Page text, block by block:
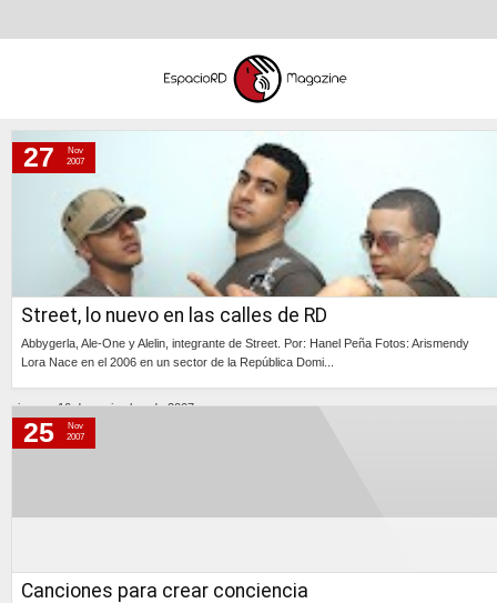
martes, 27 de noviembre de 2007
Street, lo nuevo en las calles de RD
Abbygerla, Ale-One y Alelin, integrante de Street. Por: Hanel Peña Fotos: Arismendy
Lora Nace en el 2006 en un sector de la República Domi...
27
Nov
2007
domingo, 25 de noviembre de 2007
Canciones para crear conciencia
25
Nov
2007
sábado, 24 de noviembre de 2007
jueves, 22 de noviembre de 2007
miércoles, 21 de noviembre de 2007
martes, 20 de noviembre de 2007
lunes, 19 de noviembre de 2007
viernes, 16 de noviembre de 2007